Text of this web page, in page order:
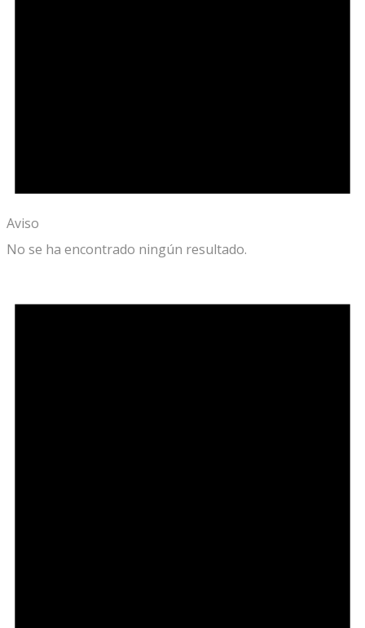
Aviso
No se ha encontrado ningún resultado.